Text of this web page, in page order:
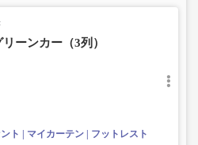
リーンカー（3列）
ト マイカーテン
フットレスト